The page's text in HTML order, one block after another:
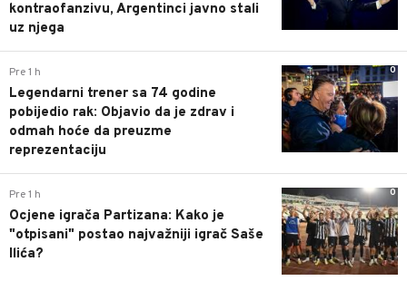
kontraofanzivu, Argentinci javno stali
uz njega
0
Pre 1 h
Legendarni trener sa 74 godine
pobijedio rak: Objavio da je zdrav i
odmah hoće da preuzme
reprezentaciju
0
Pre 1 h
Ocjene igrača Partizana: Kako je
"otpisani" postao najvažniji igrač Saše
Ilića?